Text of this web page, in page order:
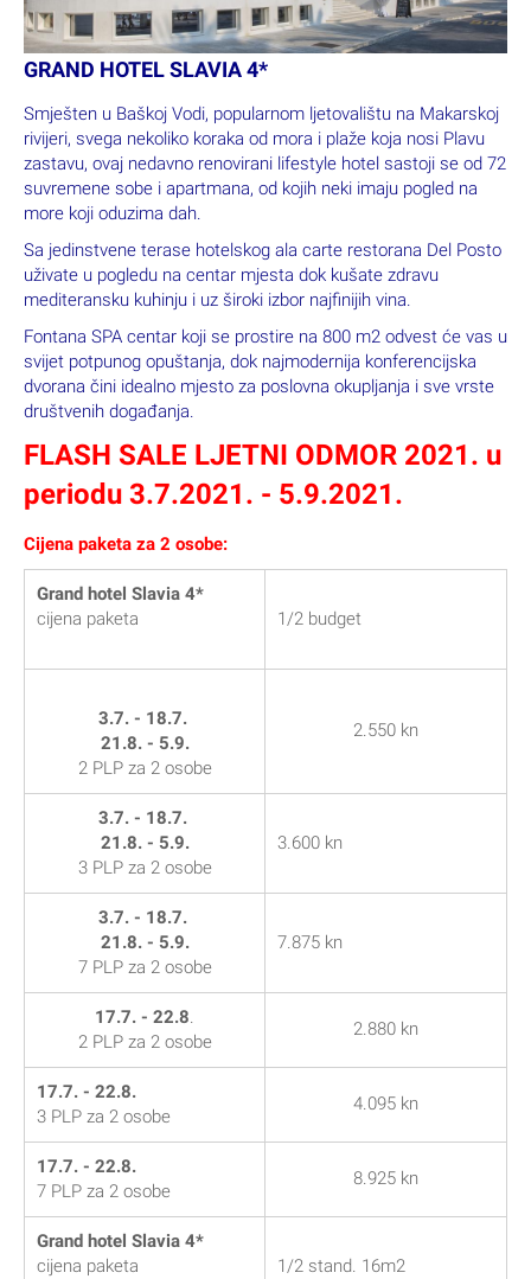
GRAND HOTEL SLAVIA 4*
Smješten u Baškoj Vodi, popularnom ljetovalištu na Makarskoj
rivijeri, svega nekoliko koraka od mora i plaže koja nosi Plavu
zastavu, ovaj nedavno renovirani lifestyle hotel sastoji se od 72
suvremene sobe i apartmana, od kojih neki imaju pogled na
more koji oduzima dah.
Sa jedinstvene terase hotelskog ala carte restorana Del Posto
uživate u pogledu na centar mjesta dok kušate zdravu
mediteransku kuhinju i uz široki izbor najfinijih vina.
Fontana SPA centar koji se prostire na 800 m2 odvest će vas u
svijet potpunog opuštanja, dok najmodernija konferencijska
dvorana čini idealno mjesto za poslovna okupljanja i sve vrste
društvenih događanja.
FLASH SALE LJETNI ODMOR 2021. u
periodu 3.7.2021. - 5.9.2021.
Cijena paketa za 2 osobe:
Grand hotel Slavia 4*
cijena paketa
1/2 budget
3.7. - 18.7.
21.8. - 5.9.
2 PLP za 2 osobe
2.550 kn
3.7. - 18.7.
21.8. - 5.9.
3 PLP za 2 osobe
3.600 kn
3.7. - 18.7.
21.8. - 5.9.
7 PLP za 2 osobe
7.875 kn
17.7. - 22.8.
2 PLP za 2 osobe
2.880 kn
17.7. - 22.8.
3 PLP za 2 osobe
4.095 kn
17.7. - 22.8.
7 PLP za 2 osobe
8.925 kn
Grand hotel Slavia 4*
cijena paketa
1/2 stand. 16m2